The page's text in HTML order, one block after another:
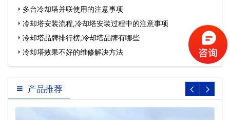
多台冷却塔并联使用的注意事项
冷却塔安装流程,冷却塔安装过程中的注意事项
冷却塔品牌排行榜,冷却塔品牌有哪些
冷却塔效果不好的维修解决方法
产品推荐